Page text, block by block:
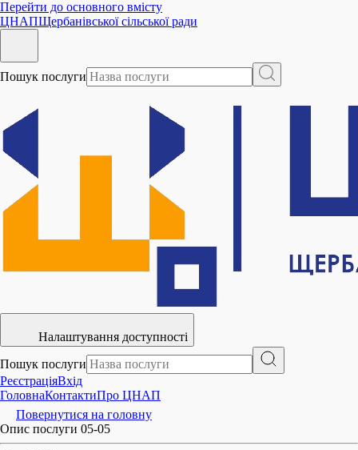
Перейти до основного вмісту
ЦНАПЩербанівської сільської ради
Пошук послуги
Налаштування доступності
Пошук послуги
РеєстраціяВхід
ГоловнаКонтактиПро ЦНАП
Повернутися на головну
Опис послуги 05-05